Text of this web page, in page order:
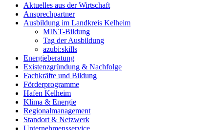
Aktuelles aus der Wirtschaft
Ansprechpartner
Ausbildung im Landkreis Kelheim
MINT-Bildung
Tag der Ausbildung
azubi:skills
Energieberatung
Existenzgründung & Nachfolge
Fachkräfte und Bildung
Förderprogramme
Hafen Kelheim
Klima & Energie
Regionalmanagement
Standort & Netzwerk